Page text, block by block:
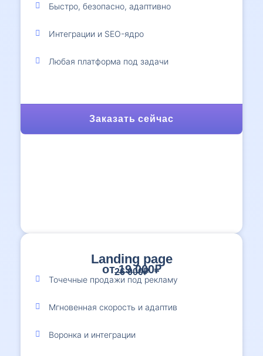
Быстро, безопасно, адаптивно
Интеграции и SEO-ядро
Любая платформа под задачи
Заказать сейчас
Landing page
от 19 000₽
26 000₽
Точечные продажи под рекламу
Мгновенная скорость и адаптив
Воронка и интеграции